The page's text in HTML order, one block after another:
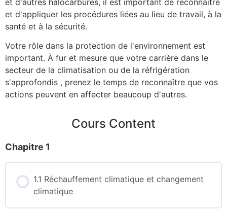
et d'appliquer les procédures liées au lieu de travail, à la
santé et à la sécurité.
Votre rôle dans la protection de l'environnement est
important. À fur et mesure que votre carrière dans le
secteur de la climatisation ou de la réfrigération
s'approfondis , prenez le temps de reconnaître que vos
actions peuvent en affecter beaucoup d'autres.
Cours Content
Chapitre 1
1.1 Réchauffement climatique et changement
climatique